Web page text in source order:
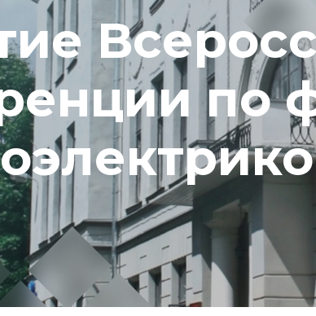
по